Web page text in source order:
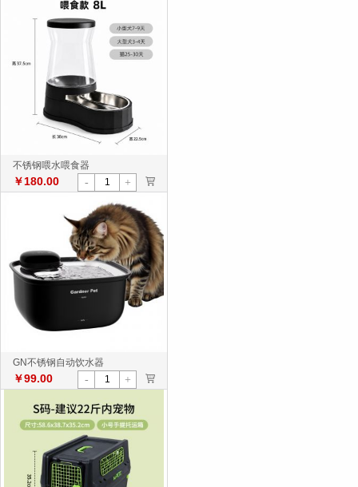
不锈钢喂水喂食器
￥180.00 - + >
GN不锈钢自动饮水器
￥99.00 - + >